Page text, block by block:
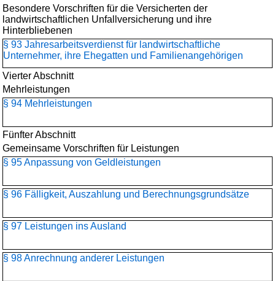
Besondere Vorschriften für die Versicherten der
landwirtschaftlichen Unfallversicherung und ihre
Hinterbliebenen
§ 93 Jahresarbeitsverdienst für landwirtschaftliche
Unternehmer, ihre Ehegatten und Familienangehörigen
Vierter Abschnitt
Mehrleistungen
§ 94 Mehrleistungen
Fünfter Abschnitt
Gemeinsame Vorschriften für Leistungen
§ 95 Anpassung von Geldleistungen
§ 96 Fälligkeit, Auszahlung und Berechnungsgrundsätze
§ 97 Leistungen ins Ausland
§ 98 Anrechnung anderer Leistungen